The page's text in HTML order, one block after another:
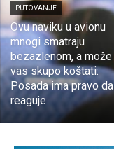
PUTOVANJE
Ovu naviku u avionu
mnogi smatraju
bezazlenom, a može
vas skupo koštati:
Posada ima pravo da
reaguje